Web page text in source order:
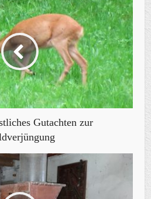
Gutachten zur